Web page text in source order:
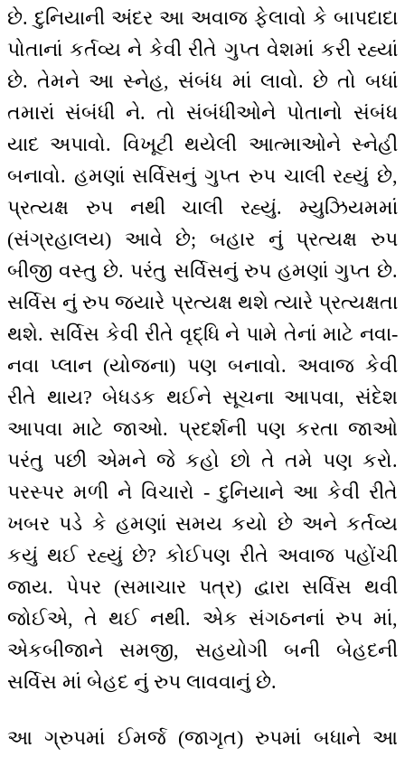
છે. દુનિયાની અંદર આ અવાજ ફેલાવો કે બાપદાદા
પોતાનાં કર્તવ્ય ને કેવી રીતે ગુપ્ત વેશમાં કરી રહ્યાં
છે. તેમને આ સ્નેહ, સંબંધ માં લાવો. છે તો બધાં
તમારાં સંબંધી ને. તો સંબંધીઓને પોતાનો સંબંધ
યાદ અપાવો. વિખૂટી થયેલી આત્માઓને સ્નેહી
બનાવો. હમણાં સર્વિસનું ગુપ્ત રુપ ચાલી રહ્યું છે,
પ્રત્યક્ષ રુપ નથી ચાલી રહ્યું. મ્યુઝિયમમાં
(સંગ્રહાલય) આવે છે; બહાર નું પ્રત્યક્ષ રુપ
બીજી વસ્તુ છે. પરંતુ સર્વિસનું રુપ હમણાં ગુપ્ત છે.
સર્વિસ નું રુપ જ્યારે પ્રત્યક્ષ થશે ત્યારે પ્રત્યક્ષતા
થશે. સર્વિસ કેવી રીતે વૃદ્ધિ ને પામે તેનાં માટે નવા-
નવા પ્લાન (યોજના) પણ બનાવો. અવાજ કેવી
રીતે થાય? બેધડક થઈને સૂચના આપવા, સંદેશ
આપવા માટે જાઓ. પ્રદર્શની પણ કરતા જાઓ
પરંતુ પછી એમને જે કહો છો તે તમે પણ કરો.
પરસ્પર મળી ને વિચારો - દુનિયાને આ કેવી રીતે
ખબર પડે કે હમણાં સમય કયો છે અને કર્તવ્ય
કયું થઈ રહ્યું છે? કોઈપણ રીતે અવાજ પહોંચી
જાય. પેપર (સમાચાર પત્ર) દ્વારા સર્વિસ થવી
જોઈએ, તે થઈ નથી. એક સંગઠનનાં રુપ માં,
એકબીજાને સમજી, સહયોગી બની બેહદની
સર્વિસ માં બેહદ નું રુપ લાવવાનું છે.
આ ગ્રુપમાં ઈમર્જ (જાગૃત) રુપમાં બધાને આ